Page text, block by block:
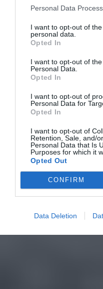
Personal Data
I want to opt-out of
personal data.
Opted In
I want to opt-out of
Personal Data.
Opted In
I want to opt-out of
Personal Data for
Opted In
I want to opt-out of
Retention, Sale, and/
Personal Data that Is
Purposes for which it
Opted Out
CONFIRM
Data Deletion